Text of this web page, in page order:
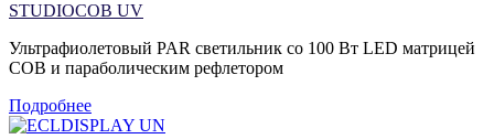
STUDIOCOB UV
Ультрафиолетовый PAR светильник со 100 Вт LED матрицей
COB и параболическим рефлетором
Подробнее